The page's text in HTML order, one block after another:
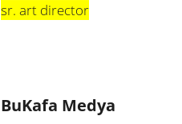
sr. art director
BuKafa Medya